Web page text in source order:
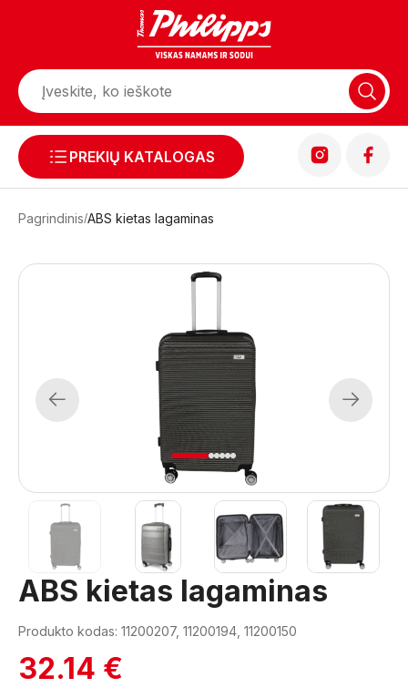
PREKIŲ KATALOGAS
Pagrindinis ABS kietas lagaminas
Previous Next
1 23456
ABS kietas lagaminas
Produkto kodas: 11200207, 11200194, 11200150
32.14 €